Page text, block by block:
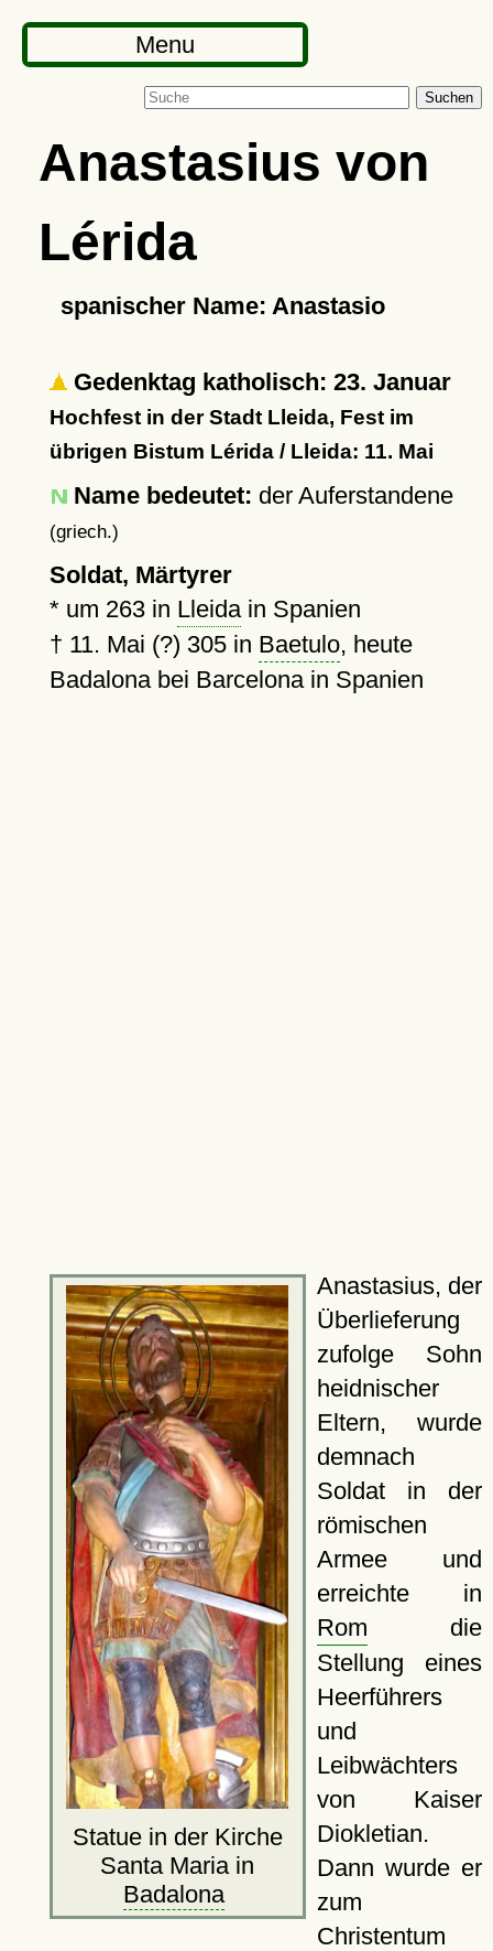
Menu
Suchen
Anastasius von
Lérida
spanischer Name: Anastasio
Gedenktag katholisch: 23. Januar
Hochfest in der Stadt Lleida, Fest im
übrigen Bistum Lérida / Lleida: 11. Mai
Name bedeutet: der Auferstandene
(griech.)
Soldat, Märtyrer
* um 263in Lleidain Spanien
† 11. Mai (?) 305in Baetulo, heute
Badalona bei Barcelona in Spanien
Statue in der Kirche
Santa Maria in
Badalona
Anastasius, der
Überlieferung
zufolge Sohn
heidnischer
Eltern, wurde
demnach
Soldat in der
römischen
Armee und
erreichte in
Rom die
Stellung eines
Heerführers
und
Leibwächters
von Kaiser
Diokletian.
Dann wurde er
zum
Christentum